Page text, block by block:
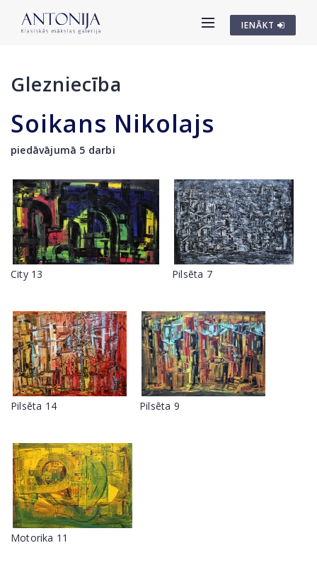
IENĀKT
Glezniecība
Soikans Nikolajs
piedāvājumā 5 darbi
City 13 Pilsēta 7
Pilsēta 14 Pilsēta 9
Motorika 11